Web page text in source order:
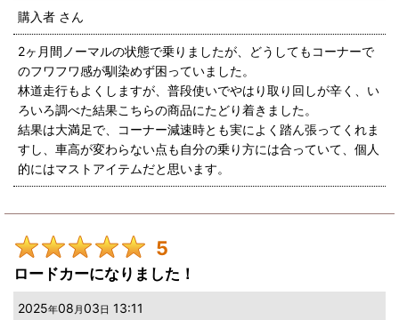
購入者 さん
2ヶ月間ノーマルの状態で乗りましたが、どうしてもコーナーで
のフワフワ感が馴染めず困っていました。
林道走行もよくしますが、普段使いでやはり取り回しが辛く、い
ろいろ調べた結果こちらの商品にたどり着きました。
結果は大満足で、コーナー減速時とも実によく踏ん張ってくれま
すし、車高が変わらない点も自分の乗り方には合っていて、個人
的にはマストアイテムだと思います。
5
ロードカーになりました！
2025年08 月 03 日 13:11